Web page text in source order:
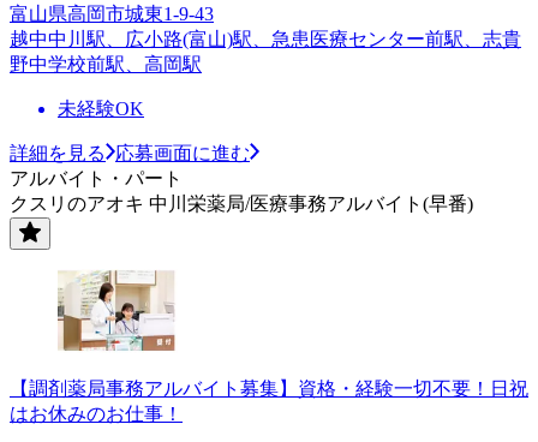
富山県高岡市城東1-9-43
越中中川駅、広小路(富山)駅、急患医療センター前駅、志貴
野中学校前駅、高岡駅
未経験OK
詳細を見る
応募画面に進む
アルバイト・パート
クスリのアオキ 中川栄薬局/医療事務アルバイト(早番)
【調剤薬局事務アルバイト募集】資格・経験一切不要！日祝
はお休みのお仕事！